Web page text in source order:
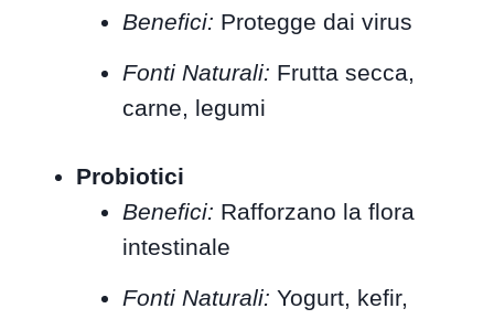
Benefici: Protegge dai virus
Fonti Naturali: Frutta secca,
carne, legumi
Probiotici
Benefici: Rafforzano la flora
intestinale
Fonti Naturali: Yogurt, kefir,